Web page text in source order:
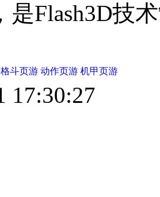
是Flash3D技
格斗页游 动作页游 机甲页游
17:30:27